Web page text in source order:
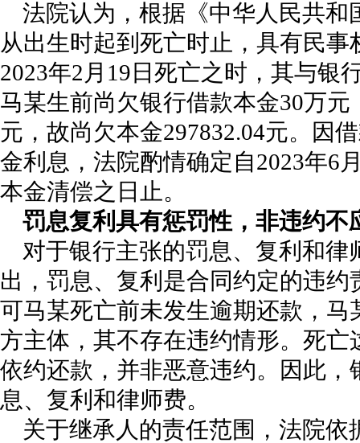
法院认为，根据《中华人民共和
从出生时起到死亡时止，具有民
2023年2月19日死亡之时，其与银
马某生前尚欠银行借款本金30万元
元，故尚欠本金297832.04元。因
金利息，法院酌情确定自2023年6
本金清偿之日止。
罚息复利具有惩罚性，非违约不
对于银行主张的罚息、复利和
出，罚息、复利是合同约定的违
可马某死亡前未发生逾期还款，
方主体，其不存在违约情形。死
依约还款，并非恶意违约。因此
息、复利和律师费。
关于继承人的责任范围，法院